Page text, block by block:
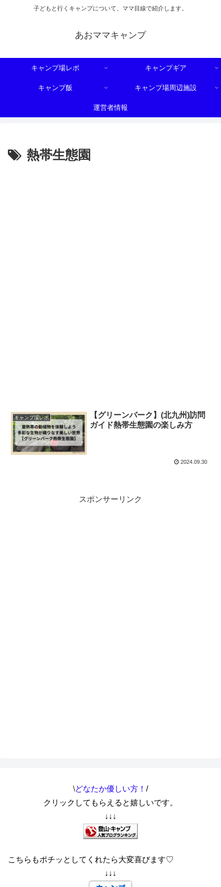
子どもと行くキャンプについて、ママ目線で紹介します。
あおママキャンプ
キャンプ場レポ キャンプギア
キャンプ飯 キャンプ場周辺施設
運営者情報
熱帯生態園
キャンプ場レポ
【グリーンパーク】(北九州)訪問
ガイド熱帯生態園の楽しみ方
2024.09.30
スポンサーリンク
\どなたか優しい方！ /
クリックしてもらえると嬉しいです。
↓↓↓
こちらもポチッとしてくれたら大変喜びます♡
↓↓↓